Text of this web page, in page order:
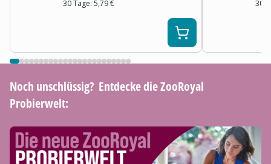
30 Tage: 5,79 €
30
Noch unschlüssig? ​ Entdecke die ZooRoyal
Probierwelt: